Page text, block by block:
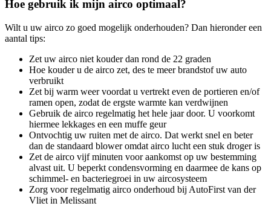
Hoe gebruik ik mijn airco optimaal?
Wilt u uw airco zo goed mogelijk onderhouden? Dan hieronder een
aantal tips:
Zet uw airco niet kouder dan rond de 22 graden
Hoe kouder u de airco zet, des te meer brandstof uw auto
verbruikt
Zet bij warm weer voordat u vertrekt even de portieren en/of
ramen open, zodat de ergste warmte kan verdwijnen
Gebruik de airco regelmatig het hele jaar door. U voorkomt
hiermee lekkages en een muffe geur
Ontvochtig uw ruiten met de airco. Dat werkt snel en beter
dan de standaard blower omdat airco lucht een stuk droger is
Zet de airco vijf minuten voor aankomst op uw bestemming
alvast uit. U beperkt condensvorming en daarmee de kans op
schimmel- en bacteriegroei in uw aircosysteem
Zorg voor regelmatig airco onderhoud bij AutoFirst van der
Vliet in Melissant